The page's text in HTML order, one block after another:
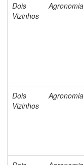
Dois
Vizinhos
Agronomia
Dois
Vizinhos
Agronomia